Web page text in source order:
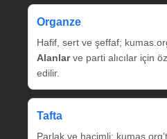
Organze
Hafif, sert ve şeffaf;
Alanlarve parti alıcılar için
edilir.
Tafta
Parlak ve hacimli;